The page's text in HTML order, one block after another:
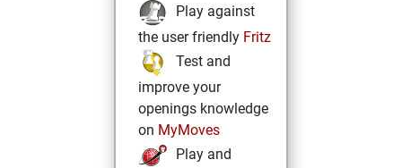
Play against
the user friendly Fritz
Test and
improve your
openings knowledge
on MyMoves
Play and